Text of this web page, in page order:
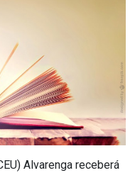
Alvarenga receberá